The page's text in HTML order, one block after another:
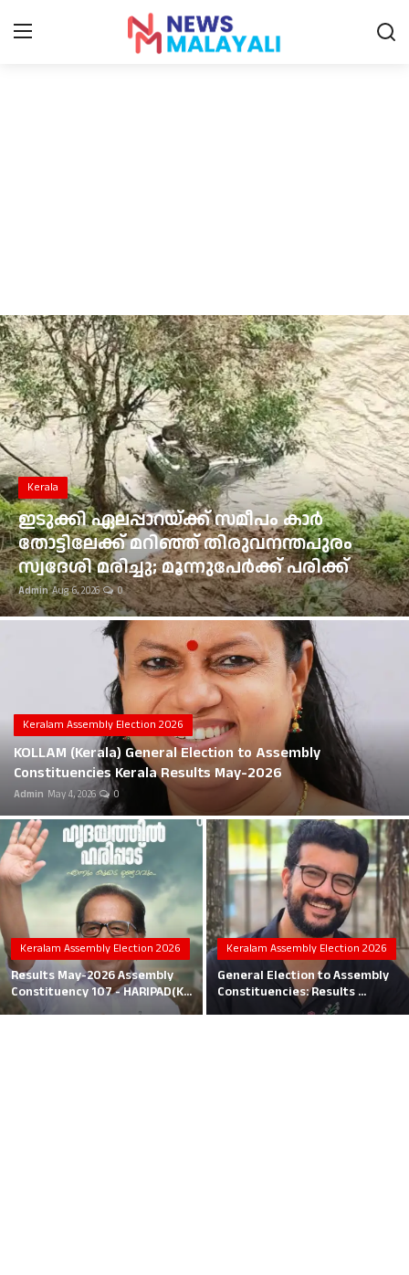
Entertainment
Sports
Food
Gulf News
Loksabha Election 2024
Technology
Health
Jobs Mall
Career
Education
Business
Local News
Earn Money
Tutorials
Malayalam
Kerala
ഇടുക്കി ഏലപ്പാറയ്ക്ക് സമീപം കാർ
തോട്ടിലേക്ക് മറിഞ്ഞ് തിരുവനന്തപുരം
സ്വദേശി മരിച്ചു; മൂന്നുപേർക്ക് പരിക്ക്
Admin Aug 6, 2026 0
Keralam Assembly Election 2026
KOLLAM (Kerala) General Election to Assembly
Constituencies Kerala Results May-2026
Admin May 4, 2026 0
Keralam Assembly Election 2026
Results May-2026 Assembly
Constituency 107 - HARIPAD(K...
Keralam Assembly Election 2026
General Election to Assembly
Constituencies: Results ...